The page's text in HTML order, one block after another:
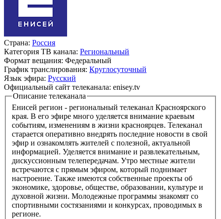
Страна: Россия
Категория ТВ канала: Региональный
Формат вещания: Федеральный
График транслирования: Круглосуточный
Язык эфира: Русский
Официальный сайт телеканала: enisey.tv
Описание телеканала
Енисей регион - региональный телеканал Красноярского
края. В его эфире много уделяется внимание краевым
событиям, изменениям в жизни красноярцев. Телеканал
старается оперативно внедрять последние новости в свой
эфир и ознакомлять жителей с полезной, актуальной
информацией. Уделяется внимание и развлекательным,
дискуссионным телепередачам. Утро местные жители
встречаются с прямым эфиром, который поднимает
настроение. Также имеются собственные проекты об
экономике, здоровье, обществе, образовании, культуре и
духовной жизни. Молодежные программы знакомят со
спортивными состязаниями и конкурсах, проводимых в
регионе.